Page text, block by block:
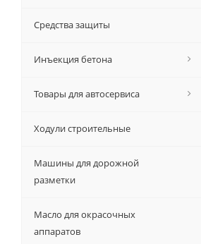
Средства защиты
Инъекция бетона
Товары для автосервиса
Ходули строительные
Машины для дорожной
разметки
Масло для окрасочных
аппаратов